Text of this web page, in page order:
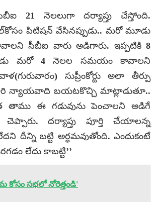
21 నెలలుగా దర్యాప్తు చేస్తోంది.
పిటిషన్ వేసినప్పుడు.. మరో మూడు
సీబీఐ వారు అడిగారు. ఇప్పటికి 8
మరో 4 నెలల సమయం కావాలని
సుప్రీంకోర్టు అలా తీర్పు
న్యాయవాది బయటకొచ్చి మాట్లాడుతూ..
తాము ఈ గడువును పెంచాలని అడిగే
చెప్పారు. దర్యాప్తు పూర్తి చేయాలన్న
దీన్ని బట్టి అర్థమవుతోంది. ఎందుకంటే
లేదు కాబట్టి’’
కోసం సభలో నోరెత్తండి'